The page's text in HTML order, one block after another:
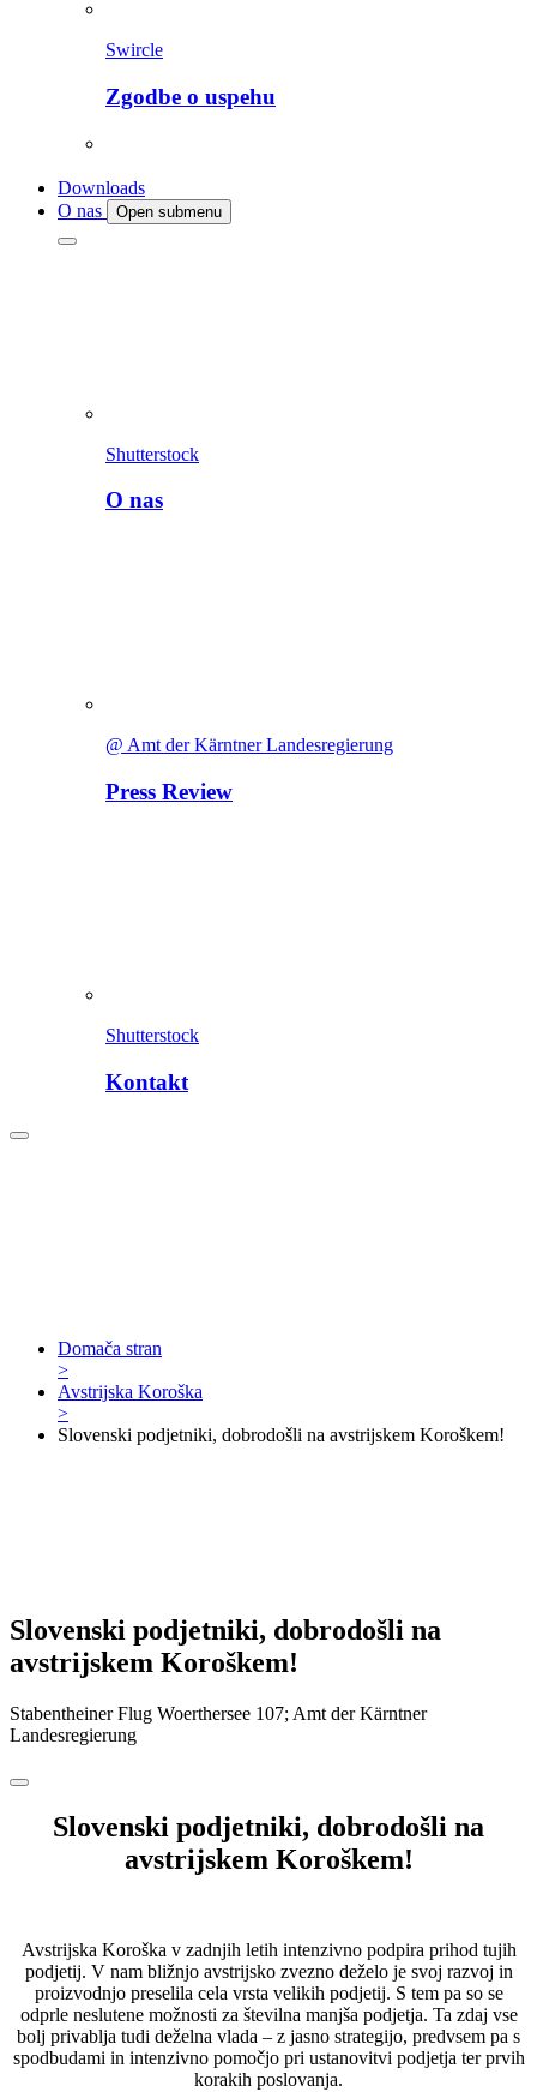
Swircle
Zgodbe o uspehu
Downloads
O nas
Open submenu
Shutterstock
O nas
@ Amt der Kärntner Landesregierung
Press Review
Shutterstock
Kontakt
Domača stran
>
Avstrijska Koroška
>
Slovenski podjetniki, dobrodošli na avstrijskem Koroškem!
Slovenski podjetniki, dobrodošli na
avstrijskem Koroškem!
Stabentheiner Flug Woerthersee 107; Amt der Kärntner
Landesregierung
Slovenski podjetniki, dobrodošli na
avstrijskem Koroškem!
Avstrijska Koroška v zadnjih letih intenzivno podpira prihod tujih
podjetij. V nam bližnjo avstrijsko zvezno deželo je svoj razvoj in
proizvodnjo preselila cela vrsta velikih podjetij. S tem pa so se
odprle neslutene možnosti za številna manjša podjetja. Ta zdaj vse
bolj privablja tudi deželna vlada – z jasno strategijo, predvsem pa s
spodbudami in intenzivno pomočjo pri ustanovitvi podjetja ter prvih
korakih poslovanja.